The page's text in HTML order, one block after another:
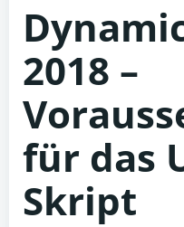
2018 –
für das
Skript